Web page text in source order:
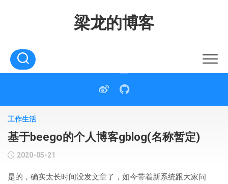
梁龙的博客
工作生活
基于beego的个人博客gblog(名称暂定)
2020-05-21
是的，确实太长时间没发文章了，如今带着新系统跟大家问